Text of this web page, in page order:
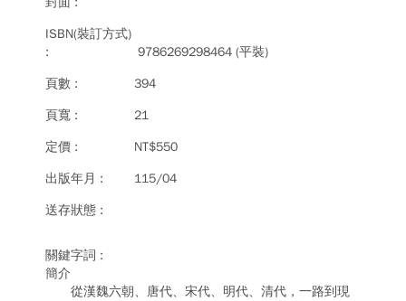
9786269298464 (平裝)
394
21
NT$550
115/04
簡介
從漢魏六朝、唐代、宋代、明代、清代，一路到現